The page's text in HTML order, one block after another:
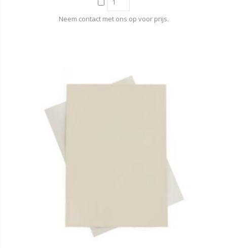
Neem contact met ons op voor prijs.